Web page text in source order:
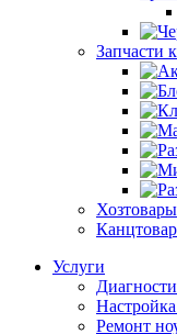
Запчасти
Хозтовары
Услуги
Ремонт